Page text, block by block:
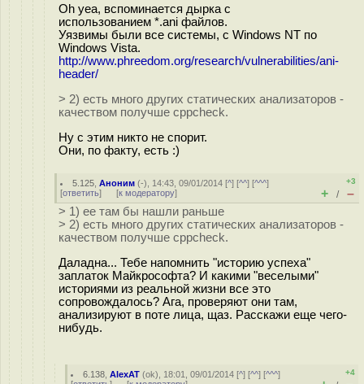
Oh yea, вспоминается дырка с
использованием *.ani файлов.
Уязвимы были все системы, с Windows NT по
Windows Vista.
http://www.phreedom.org/research/vulnerabilities/ani-
header/
> 2) есть много других статических анализаторов -
качеством получше cppcheck.
Ну с этим никто не спорит.
Они, по факту, есть :)
5.125 ,Аноним (-), 14:43, 09/01/2014 [^] [^^] [^^^]
[ответить] [к модератору]
+3
+ / –
> 1) ее там бы нашли раньше
> 2) есть много других статических анализаторов -
качеством получше cppcheck.
Даладна... Тебе напомнить "историю успеха"
заплаток Майкрософта? И какими "веселыми"
историями из реальной жизни все это
сопровождалось? Ага, проверяют они там,
анализируют в поте лица, щаз. Расскажи еще чего-
нибудь.
6.138 ,AlexAT (ok), 18:01, 09/01/2014 [^] [^^] [^^^]
+4